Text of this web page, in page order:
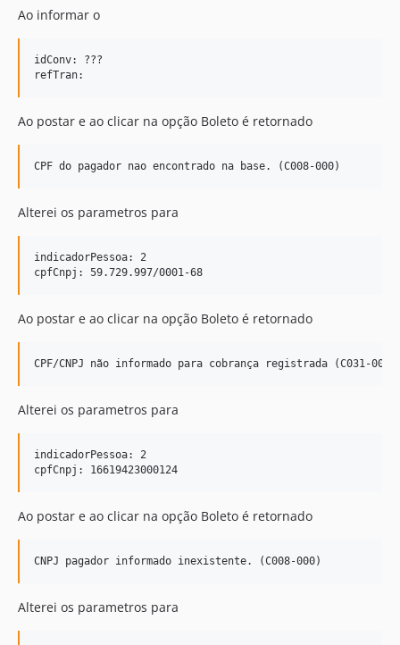
Ao informar o
idConv: ???
Ao postar e ao clicar na opção Boleto é retornado
Alterei os parametros para
indicadorPessoa: 2
Ao postar e ao clicar na opção Boleto é retornado
Alterei os parametros para
indicadorPessoa: 2
Ao postar e ao clicar na opção Boleto é retornado
Alterei os parametros para